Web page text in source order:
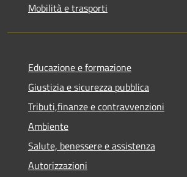
Mobilità e trasporti
Educazione e formazione
Giustizia e sicurezza pubblica
Tributi,finanze e contravvenzioni
Ambiente
Salute, benessere e assistenza
Autorizzazioni